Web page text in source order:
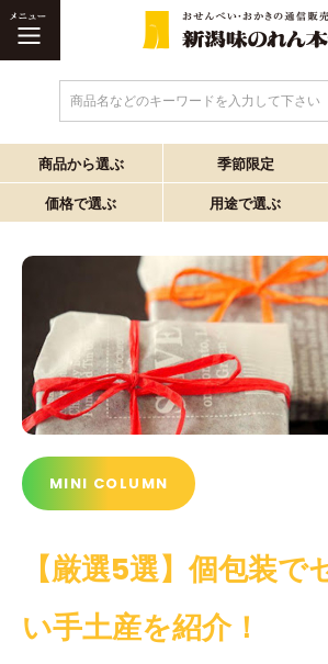
商品名などのキーワードを入力して下さい
商品から選ぶ 季節限定
価格で選ぶ 用途で選ぶ
MINI COLUMN
【厳選5選】個包装で
い手土産を紹介！